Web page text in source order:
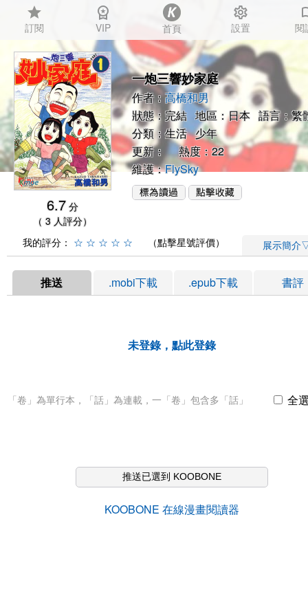
star
訂閱
workspace_premium
VIP 首頁
settings
設置 閱
6.7 分
（ 3 人評分）
一炮三響妙家庭
作者：高橋和男
狀態：完結 地區：日本 語言：繁
分類：生活 少年
更新： 熱度：22
維護：FlySky
我的評分： ☆ ☆ ☆ ☆ ☆ （點擊星號評價） 展示簡介
推送 .mobi下載 .epub下載 書評
未登錄，點此登錄
「卷」為單行本，「話」為連載，一「卷」包含多「話」 全
推送已選到 KOOBONE
KOOBONE 在線漫畫閱讀器